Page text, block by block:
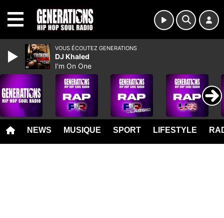
NEWS MUSIQUE SPORT LIFESTYLE
VOUS ÉCOUTEZ GENERATIONS
DJ Khaled
I’m On One